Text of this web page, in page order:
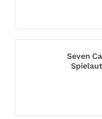
Seven